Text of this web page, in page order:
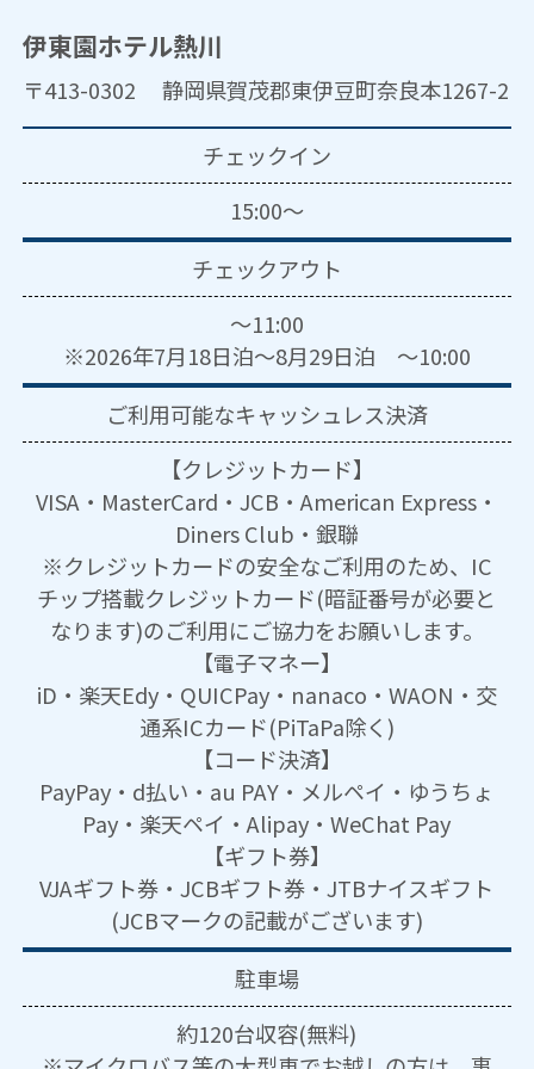
伊東園ホテル熱川
〒413-0302 静岡県賀茂郡東伊豆町奈良本1267-2
チェックイン
15:00～
チェックアウト
～11:00
※2026年7月18日泊～8月29日泊 ～10:00
ご利用可能なキャッシュレス決済
【クレジットカード】
VISA・MasterCard・JCB・American Express・
Diners Club・銀聯
※クレジットカードの安全なご利用のため、IC
チップ搭載クレジットカード(暗証番号が必要と
なります)のご利用にご協力をお願いします。
【電子マネー】
iD・楽天Edy・QUICPay・nanaco・WAON・交
通系ICカード(PiTaPa除く)
【コード決済】
PayPay・d払い・au PAY・メルペイ・ゆうちょ
Pay・楽天ペイ・Alipay・WeChat Pay
【ギフト券】
VJAギフト券・JCBギフト券・JTBナイスギフト
(JCBマークの記載がございます)
駐車場
約120台収容(無料)